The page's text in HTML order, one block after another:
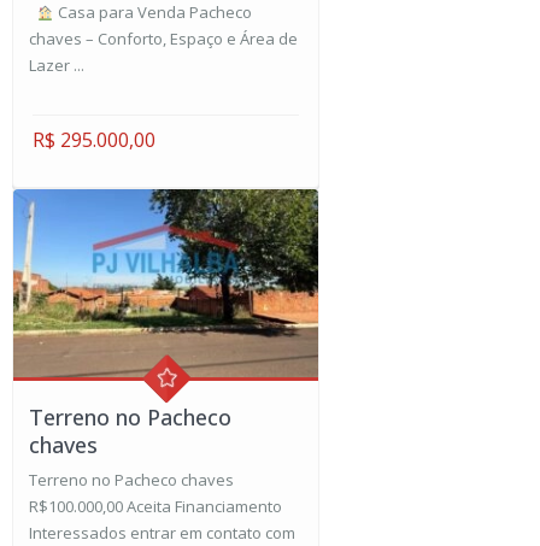
Casa para Venda Pacheco
chaves – Conforto, Espaço e Área de
Lazer ...
R$ 295.000,00
Terreno no Pacheco
chaves
Terreno no Pacheco chaves
R$100.000,00 Aceita Financiamento
Interessados entrar em contato com